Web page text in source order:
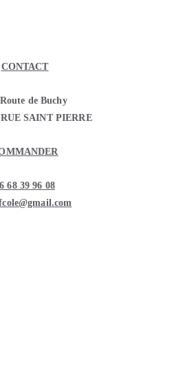
CONTACT
de Buchy
SAINT PIERRE
68 39 96 08